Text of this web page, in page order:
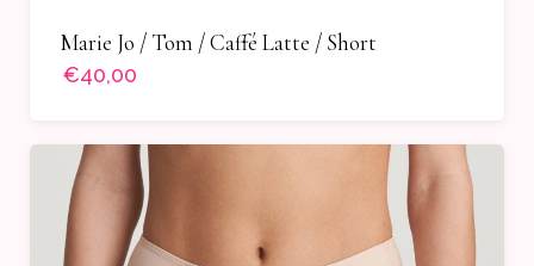
Marie Jo / Tom / Caffé Latte / Short
€40,00